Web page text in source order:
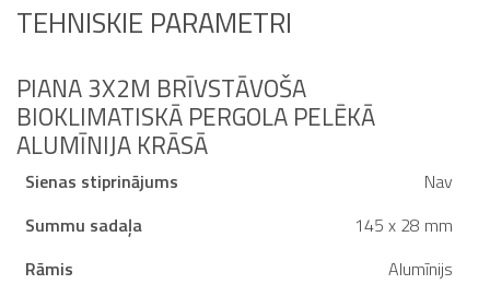
TEHNISKIE PARAMETRI
PIANA 3X2M BRĪVSTĀVOŠA
BIOKLIMATISKĀ PERGOLA PELĒKĀ
ALUMĪNIJA KRĀSĀ
Sienas stiprinājums
Nav
Summu sadaļa
145 x 28 mm
Rāmis
Alumīnijs